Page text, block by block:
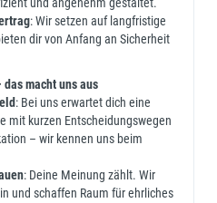
: Wir setzen auf langfristige
dir von Anfang an Sicherheit
macht uns aus
: Bei uns erwartet dich eine
mit kurzen Entscheidungswegen
– wir kennen uns beim
: Deine Meinung zählt. Wir
und schaffen Raum für ehrliches